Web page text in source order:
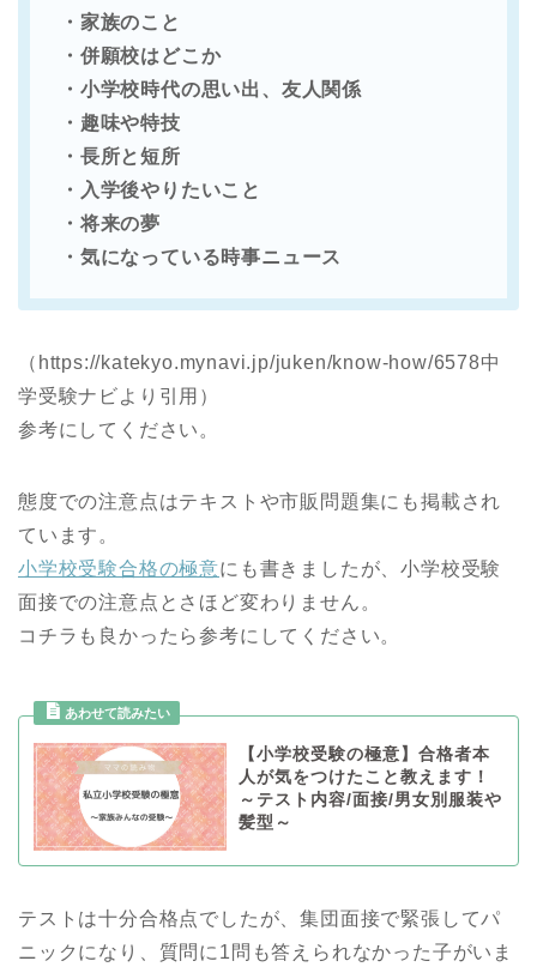
・家族のこと
・併願校はどこか
・小学校時代の思い出、友人関係
・趣味や特技
・長所と短所
・入学後やりたいこと
・将来の夢
・気になっている時事ニュース
（https://katekyo.mynavi.jp/juken/know-how/6578中
学受験ナビより引用）
参考にしてください。
態度での注意点はテキストや市販問題集にも掲載され
ています。
小学校受験合格の極意にも書きましたが、小学校受験
面接での注意点とさほど変わりません。
コチラも良かったら参考にしてください。
【小学校受験の極意】合格者本
人が気をつけたこと教えます！
～テスト内容/面接/男女別服装や
髪型～
テストは十分合格点でしたが、集団面接で緊張してパ
ニックになり、質問に1問も答えられなかった子がいま